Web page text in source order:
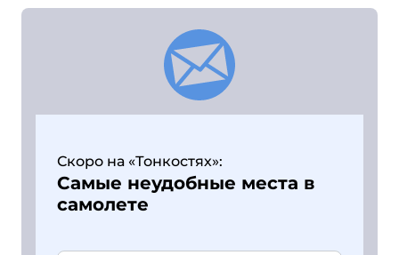
Скоро на «Тонкостях»:
Самые неудобные места в
самолете